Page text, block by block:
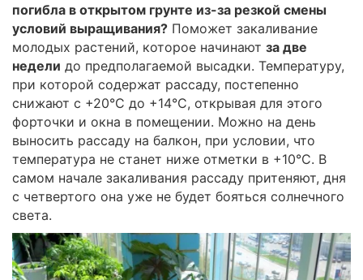
погибла в открытом грунте из-за резкой смены
условий выращивания? Поможет закаливание
молодых растений, которое начинают за две
недели до предполагаемой высадки. Температуру,
при которой содержат рассаду, постепенно
снижают с +20°С до +14°С, открывая для этого
форточки и окна в помещении. Можно на день
выносить рассаду на балкон, при условии, что
температура не станет ниже отметки в +10°С. В
самом начале закаливания рассаду притеняют, дня
с четвертого она уже не будет бояться солнечного
света.